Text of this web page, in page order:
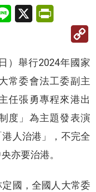
Line X
）舉行2024年國家
常委會法工委副主
任張勇專程來港出
度」為主題發表演
人治港」，不完全
亦要治港。
國，全國人大常委